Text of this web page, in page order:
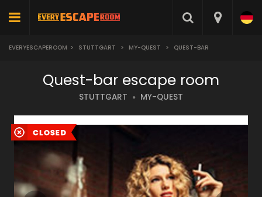
EVERYESCAPEROOM > STUTTGART > MY-QUEST > QUEST-BAR
Quest-bar escape room
STUTTGART MY-QUEST